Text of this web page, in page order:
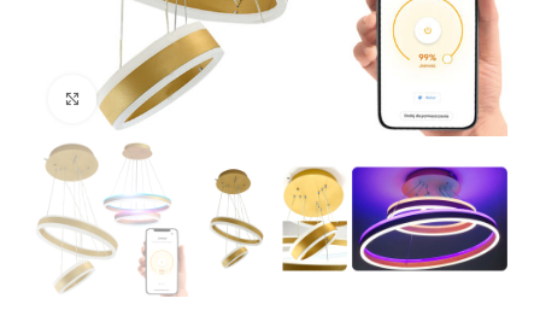
Kliknij aby powiększyć